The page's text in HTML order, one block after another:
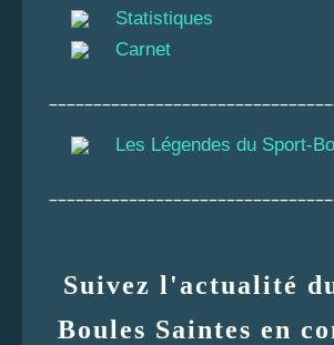
Statistiques
Carnet
Les Légendes du Sport-
Suivez l'actualité
Boules Saintes en